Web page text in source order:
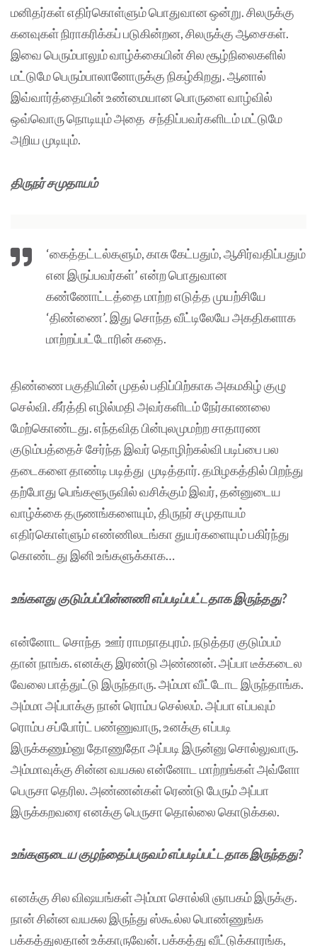
மனிதர்கள் எதிர்கொள்ளும் பொதுவான ஒன்று. சிலருக்கு
கனவுகள் நிராகரிக்கப் படுகின்றன, சிலருக்கு ஆசைகள்.
இவை பெரும்பாலும் வாழ்க்கையின் சில சூழ்நிலைகளில்
மட்டுமே பெரும்பாலானோருக்கு நிகழ்கிறது. ஆனால்
இவ்வார்த்தையின் உண்மையான பொருளை வாழ்வில்
ஒவ்வொரு நொடியும் அதை சந்திப்பவர்களிடம் மட்டுமே
அறிய முடியும்.
திருநர் சமுதாயம்
‘கைத்தட்டல்களும், காசு கேட்பதும், ஆசிர்வதிப்பதும்
என இருப்பவர்கள்’ என்ற பொதுவான
கண்ணோட்டத்தை மாற்ற எடுத்த முயற்சியே
‘திண்ணை’. இது சொந்த வீட்டிலேயே அகதிகளாக
மாற்றப்பட்டோரின் கதை.
திண்ணை பகுதியின் முதல் பதிப்பிற்காக அகமகிழ் குழு
செல்வி. கீர்த்தி எழில்மதி அவர்களிடம் நேர்காணலை
மேற்கொண்டது. எந்தவித பின்புலமுமற்ற சாதாரண
குடும்பத்தைச் சேர்ந்த இவர் தொழிற்கல்வி படிப்பை பல
தடைகளை தாண்டி படித்து முடித்தார். தமிழகத்தில் பிறந்து
தற்போது பெங்களூருவில் வசிக்கும் இவர், தன்னுடைய
வாழ்க்கை தருணங்களையும், திருநர் சமுதாயம்
எதிர்கொள்ளும் எண்ணிலடங்கா துயர்களையும் பகிர்ந்து
கொண்டது இனி உங்களுக்காக…
உங்களது குடும்பப்பின்னணி எப்படிப்பட்டதாக இருந்தது?
என்னோட சொந்த ஊர் ராமநாதபுரம். நடுத்தர குடும்பம்
தான் நாங்க. எனக்கு இரண்டு அண்ணன். அப்பா டீக்கடைல
வேலை பாத்துட்டு இருந்தாரு. அம்மா வீட்டோட இருந்தாங்க.
அம்மா அப்பாக்கு நான் ரொம்ப செல்லம். அப்பா எப்பவும்
ரொம்ப சப்போர்ட் பண்ணுவாரு, உனக்கு எப்படி
இருக்கணும்னு தோணுதோ அப்படி இருன்னு சொல்லுவாரு.
அம்மாவுக்கு சின்ன வயசுல என்னோட மாற்றங்கள் அவ்ளோ
பெருசா தெரில. அண்ணன்கள் ரெண்டு பேரும் அப்பா
இருக்கறவரை எனக்கு பெருசா தொல்லை கொடுக்கல.
உங்களுடைய குழந்தைப்பருவம் எப்படிப்பட்டதாக இருந்தது?
எனக்கு சில விஷயங்கள் அம்மா சொல்லி ஞாபகம் இருக்கு.
நான் சின்ன வயசுல இருந்து ஸ்கூல்ல பொண்ணுங்க
பக்கத்துலதான் உக்காருவேன். பக்கத்து வீட்டுக்காரங்க,